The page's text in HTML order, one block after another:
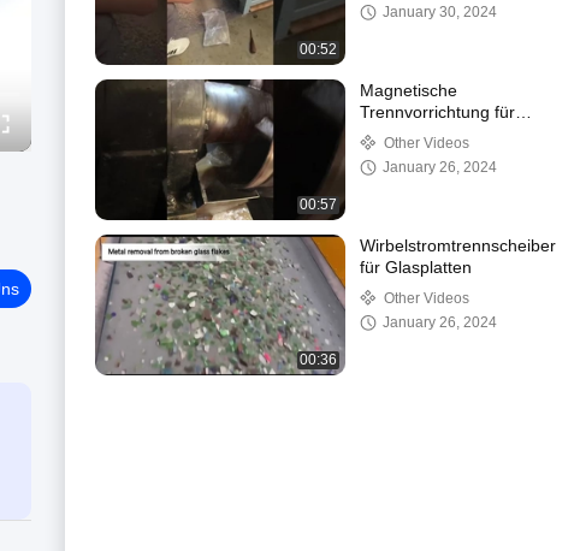
00:52
Trennmaschine mit
January 30, 2024
00:57
Magnetische
Trennvorrichtung für
Quarzsand /
Magnetische
Trennvorrichtung für
Other Videos
January 26, 2024
00:36
Wirbelstromtrennscheiber
für Glasplatten
Other Videos
January 26, 2024